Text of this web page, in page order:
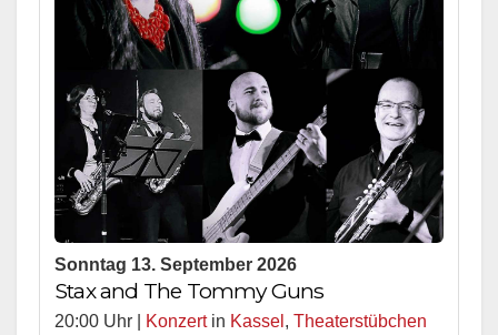
Sonntag 13. September 2026
Stax and The Tommy Guns
20:00 Uhr | Konzertin Kassel , Theaterstübchen